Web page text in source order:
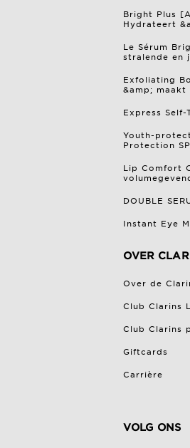
Bright Plus
Hydrateert
Le Sérum
stralende en
Exfoliating
&amp; maakt
Express Self-
Youth-
Protection
Lip Comfort
DOUBLE
Instant Eye
OVER
Over de
Club Clarins
Club Clarins
Giftcards
Carrière
VOLG ONS